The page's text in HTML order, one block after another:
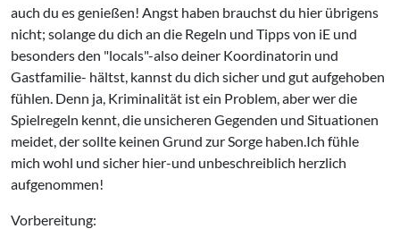
auch du es genießen! Angst haben brauchst du hier übrigens
nicht; solange du dich an die Regeln und Tipps von iE und
besonders den "locals"-also deiner Koordinatorin und
Gastfamilie- hältst, kannst du dich sicher und gut aufgehoben
fühlen. Denn ja, Kriminalität ist ein Problem, aber wer die
Spielregeln kennt, die unsicheren Gegenden und Situationen
meidet, der sollte keinen Grund zur Sorge haben.Ich fühle
mich wohl und sicher hier-und unbeschreiblich herzlich
aufgenommen!
Vorbereitung: